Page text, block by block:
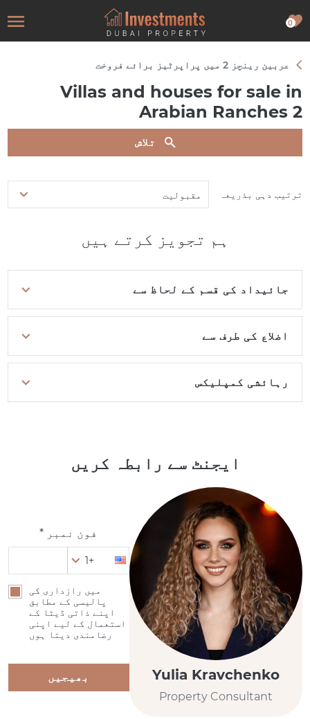
0
عربین رینچز 2 میں پراپرٹیز برائے فروخت
Villas and houses for sale in
Arabian Ranches 2
تلاش
ترتیب دہی بذریعہ مقبولیت
ہم تجویز کرتے ہیں
جائیداد کی قسم کے لحاظ سے
اضلاع کی طرف سے
رہائشی کمپلیکس
ایجنٹ سے رابطہ کریں
Yulia Kravchenko
Property Consultant
فون نمبر *
+1
میں رازداری کی
پالیسی کے مطابق
اپنے ذاتی ڈیٹا کے
استعمال کے لیے اپنی
رضامندی دیتا ہوں
بھیجیں